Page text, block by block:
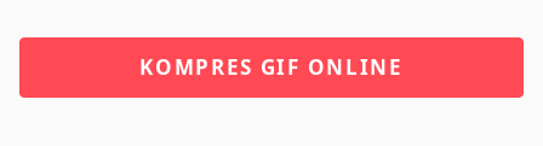
KOMPRES GIF ONLINE